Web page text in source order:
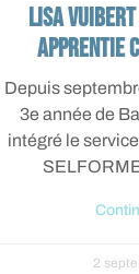
Lisa
apprentie
Depuis
3e année de
intégré le
2